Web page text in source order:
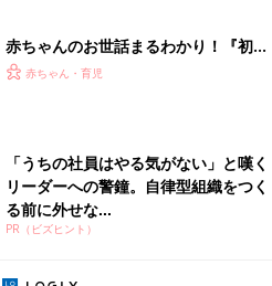
赤ちゃんのお世話まるわかり！『初め
てのひよこクラブ 夏号』〈巻頭大特
赤ちゃん・育児
「うちの社員はやる気がない」と嘆く
リーダーへの警鐘。自律型組織をつく
る前に外せな...
PR（ビズヒント）